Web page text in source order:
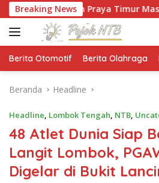
Langsung
ke
konten
Breaking News
Praya Timur Masih Gelap Gulita
Berita Otomotif Berita Olahraga
Beranda Headline
Headline, Lombok Tengah, NTB,
48 Atlet Dunia Siap
Langit Lombok,
Digelar di Bukit